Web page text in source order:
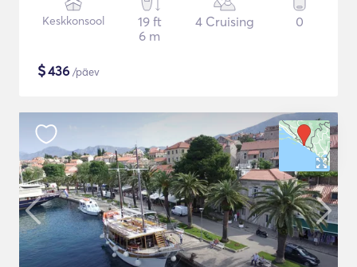
Keskkonsool
19 ft
6 m
4 Cruising 0
$436 /päev